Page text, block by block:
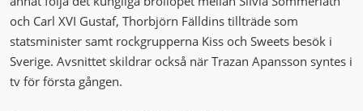
och Carl XVI Gustaf, Thorbjörn Fälldins tillträde som
statsminister samt rockgrupperna Kiss och Sweets besök i
Sverige. Avsnittet skildrar också när Trazan Apansson syntes i
tv för första gången.